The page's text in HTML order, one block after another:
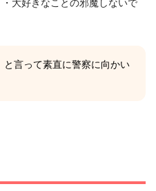
大好きなことの邪魔しないで
と言って素直に警察に向かい